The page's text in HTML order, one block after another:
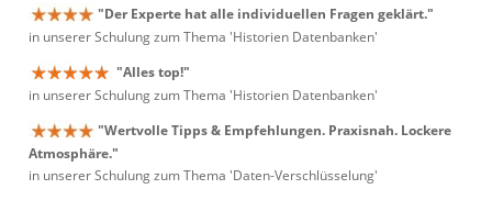
"Der Experte hat alle individuellen Fragen geklärt."
in unserer Schulung zum Thema 'Historien Datenbanken'
"Alles top!"
in unserer Schulung zum Thema 'Historien Datenbanken'
"Wertvolle Tipps & Empfehlungen. Praxisnah. Lockere
Atmosphäre."
in unserer Schulung zum Thema 'Daten-Verschlüsselung'